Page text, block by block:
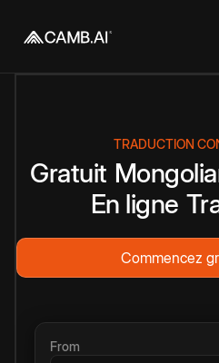
TRADUCTION
Gratuit
En ligne
Commencez
From